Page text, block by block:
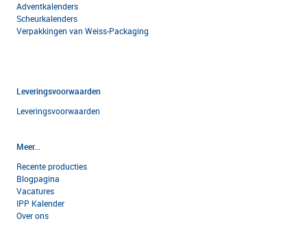
Adventkalenders
Scheurkalenders
Verpakkingen van Weiss-Packaging
Leveringsvoorwaarden
Leveringsvoorwaarden
Meer...
Recente producties
Blogpagina
Vacatures
IPP Kalender
Over ons